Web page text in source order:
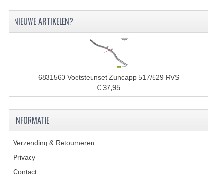
VOORVORK COMPLEET
VOORVORK 517
VOORVORK 529 TROMMEL
VOORVORK 530 SCHIJFREM
MOTORBLOK DELEN
CARBURATEURS EN SPROEIERS
NIEUWE ARTIKELEN?
6831560 Voetsteunset Zundapp 517/529 RVS
€ 37,95
INFORMATIE
Verzending & Retourneren
Privacy
Contact